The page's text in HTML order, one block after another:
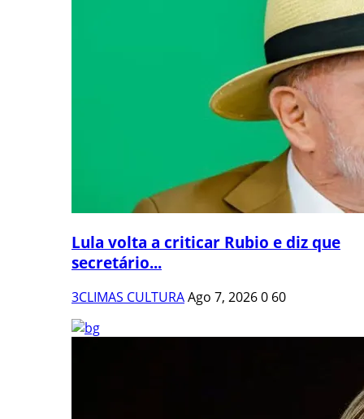
Lula volta a criticar Rubio e diz que
secretário...
3CLIMAS CULTURAAgo 7, 20260 60